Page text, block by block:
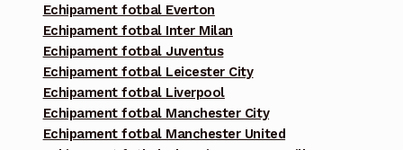
Echipament fotbal Everton
Echipament fotbal Inter Milan
Echipament fotbal Juventus
Echipament fotbal Leicester City
Echipament fotbal Liverpool
Echipament fotbal Manchester City
Echipament fotbal Manchester United